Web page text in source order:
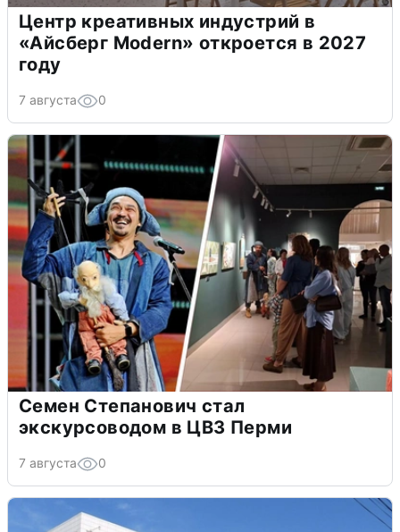
Центр креативных индустрий в
«Айсберг Modern» откроется в 2027
году
7 августа 0
Семен Степанович стал
экскурсоводом в ЦВЗ Перми
7 августа 0